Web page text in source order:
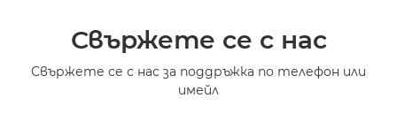
Свържете се с нас
Свържете се с нас за поддръжка по телефон или
имейл